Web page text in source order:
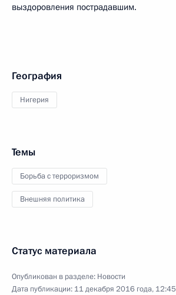
выздоровления пострадавшим.
География
Нигерия
Темы
Борьба с терроризмом
Внешняя политика
Статус материала
Опубликован в разделе: Новости
Дата публикации: 11 декабря 2016 года, 12:45